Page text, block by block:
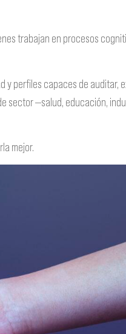
trabajan en procesos
y perfiles capaces de auditar,
sector —salud, educación,
mejor.